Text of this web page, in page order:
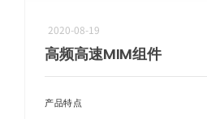
机器人精
专攻微型化场景，为人形机器人手
2020-08-19
高频高速MIM组件
产品特点